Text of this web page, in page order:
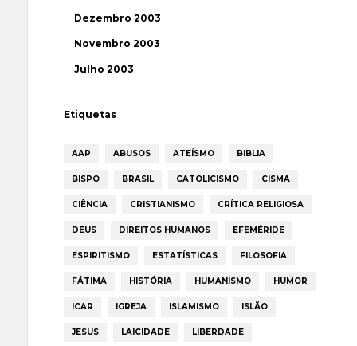
Dezembro 2003
Novembro 2003
Julho 2003
Etiquetas
AAP ABUSOS ATEÍSMO BIBLIA
BISPO BRASIL CATOLICISMO CISMA
CIÊNCIA CRISTIANISMO CRÍTICA RELIGIOSA
DEUS DIREITOS HUMANOS EFEMÉRIDE
ESPIRITISMO ESTATÍSTICAS FILOSOFIA
FÁTIMA HISTÓRIA HUMANISMO HUMOR
ICAR IGREJA ISLAMISMO ISLÃO
JESUS LAICIDADE LIBERDADE